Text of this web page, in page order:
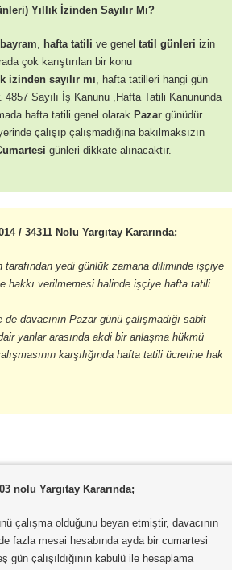
Yıllık İzinden Sayılır Mı?
, hafta tatili ve genel tatil günleri izin
çok karıştırılan bir konu
izinden sayılır mı, hafta tatilleri hangi gün
Sayılı İş Kanunu ,Hafta Tatili Kanununda
hafta tatili genel olarak Pazar günüdür.
çalışıp çalışmadığına bakılmaksızın
günleri dikkate alınacaktır.
/ 34311 Nolu Yargıtay Kararında;
yedi günlük zamana diliminde işçiye
hakkı verilmemesi halinde işçiye hafta tatili
davacının Pazar günü çalışmadığı sabit
yanlar arasında akdi bir anlaşma hükmü
karşılığında hafta tatili ücretine hak
nolu Yargıtay Kararında;
çalışma olduğunu beyan etmiştir, davacının
fazla mesai hesabında ayda bir cumartesi
gün çalışıldığının kabulü ile hesaplama